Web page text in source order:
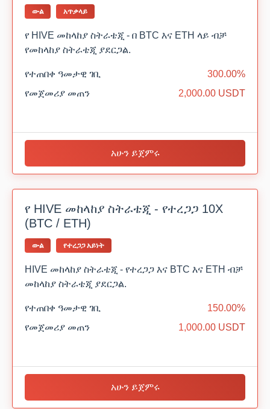
ውል አጥቃላይ
የ HIVE መከላከያ ስትራቴጂ - በ BTC እና ETH ላይ ብቻ
የመከላከያ ስትራቴጂ ያደርጋል.
የተጠበቀ ዓመታዊ ገቢ
300.00%
የመጀመሪያ መጠን
2,000.00 USDT
አሁን ይጀምሩ
የ HIVE መከላከያ ስትራቴጂ - የተረጋጋ 10X
(BTC / ETH)
ውል የተረጋጋ አይነት
HIVE መከላከያ ስትራቴጂ - የተረጋጋ እና BTC እና ETH ብቻ
መከላከያ ስትራቴጂ ያደርጋል.
የተጠበቀ ዓመታዊ ገቢ
150.00%
የመጀመሪያ መጠን
1,000.00 USDT
አሁን ይጀምሩ